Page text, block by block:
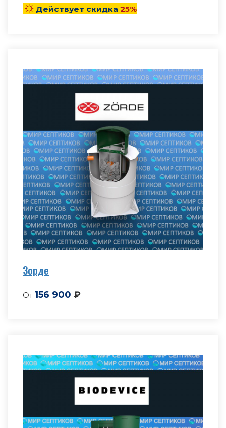
☼Действует скидка 25%
Зорде
От 156 900 ₽